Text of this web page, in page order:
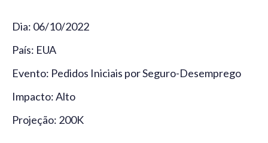
Dia: 06/10/2022
País: EUA
Evento: Pedidos Iniciais por Seguro-Desemprego
Impacto: Alto
Projeção: 200K